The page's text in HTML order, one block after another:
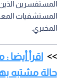
المستفسرين
المستشفيات
المخبري.
اقرأ
حالة مشتبه